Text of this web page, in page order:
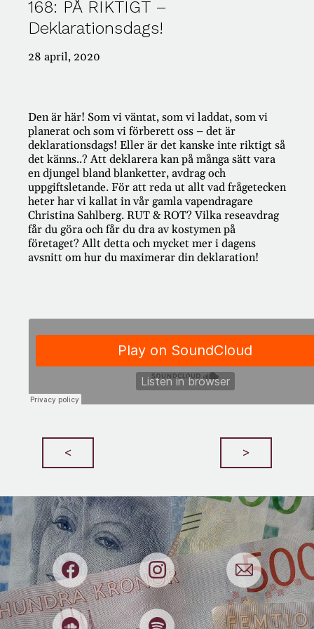
168: PÅ RIKTIGT –
Deklarationsdags!
28 april, 2020
Den är här! Som vi väntat, som vi laddat, som vi
planerat och som vi förberett oss – det är
deklarationsdags! Eller är det kanske inte riktigt så
det känns..? Att deklarera kan på många sätt vara
en djungel bland blanketter, avdrag och
uppgiftsletande. För att reda ut allt vad frågetecken
heter har vi kallat in vår gamla vapendragare
Christina Sahlberg. RUT & ROT? Vilka reseavdrag
får du göra och får du dra av kostymen på
företaget? Allt detta och mycket mer i dagens
avsnitt om hur du maximerar din deklaration!
< >
#421: PÅ RIKTIGT – Passion för pension!
#420: PÅ RIKTIGT – TACK FÖR ALLT!
#419: PÅ RIKTIGT med Klas Hallberg
Kategorier
AI
Ansvar
Antikviteter
Appar
Arbete
Bedrägerier
Begagnat
Beteenden
Boekonomi
Bostadsmarknaden
Budget
Budgivningar
Cookies
Deep Fake
Deklaration
Djur
Dricks
Dumpstring
E-handel
Effektivitet
El
Elitidrott